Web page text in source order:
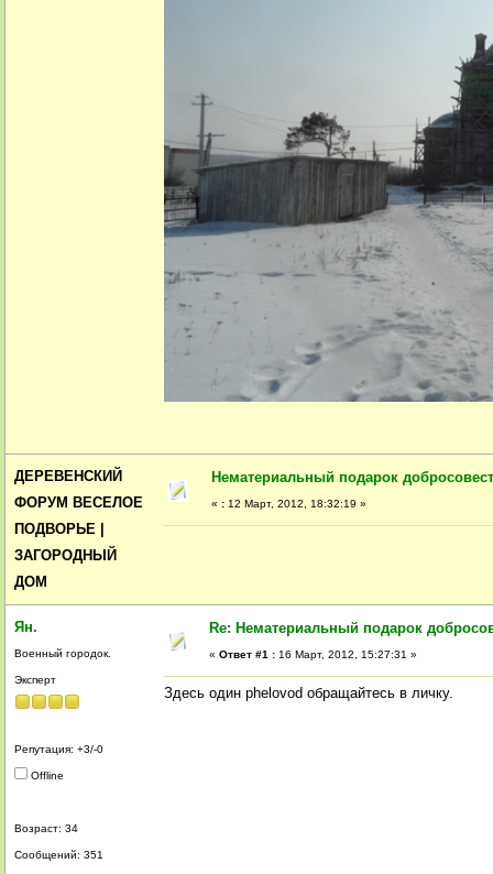
ДЕРЕВЕНСКИЙ
ФОРУМ ВЕСЕЛОЕ
ПОДВОРЬЕ |
ЗАГОРОДНЫЙ
ДОМ
Нематериальный подарок
« : 12 Март, 2012, 18:32:19 »
Ян.
Военный городок.
Эксперт
Репутация: +3/-0
Offline
Возраст: 34
Сообщений: 351
Re: Нематериальный подарок
« Ответ #1 : 16 Март, 2012, 15:27:31 »
Здесь один phelovod обращайтесь в личку.